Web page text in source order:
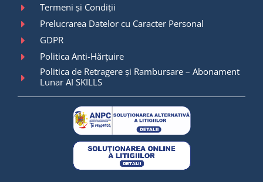
Termeni și Condiții
Prelucrarea Datelor cu Caracter Personal
GDPR
Politica Anti-Hărțuire
Politica de Retragere și Rambursare – Abonament
Lunar AI SKILLS